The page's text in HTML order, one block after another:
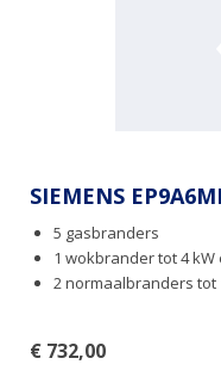
SIEMENS
5 gasbranders
1 wokbrander tot 4
2 normaalbranders tot
€ 732,00